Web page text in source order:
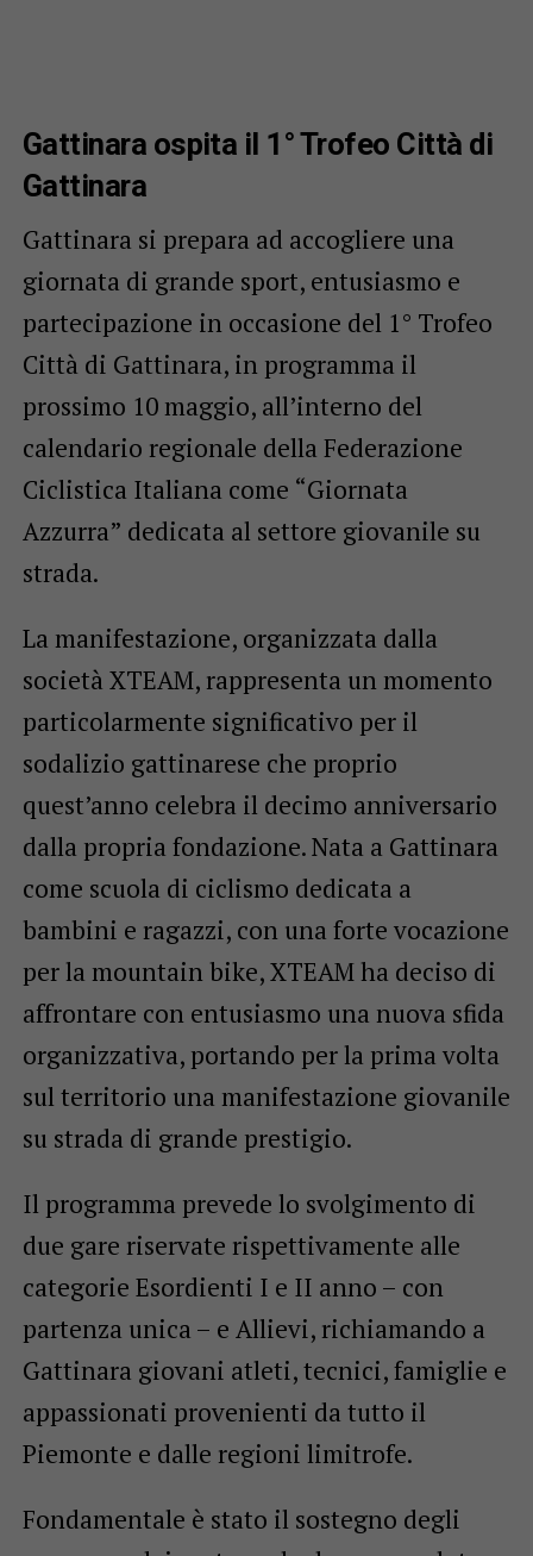
Gattinara ospita il 1° Trofeo Città di
Gattinara
Gattinara si prepara ad accogliere una
giornata di grande sport, entusiasmo e
partecipazione in occasione del 1° Trofeo
Città di Gattinara, in programma il
prossimo 10 maggio, all’interno del
calendario regionale della Federazione
Ciclistica Italiana come “Giornata
Azzurra” dedicata al settore giovanile su
strada.
La manifestazione, organizzata dalla
società XTEAM, rappresenta un momento
particolarmente significativo per il
sodalizio gattinarese che proprio
quest’anno celebra il decimo anniversario
dalla propria fondazione. Nata a Gattinara
come scuola di ciclismo dedicata a
bambini e ragazzi, con una forte vocazione
per la mountain bike, XTEAM ha deciso di
affrontare con entusiasmo una nuova sfida
organizzativa, portando per la prima volta
sul territorio una manifestazione giovanile
su strada di grande prestigio.
Il programma prevede lo svolgimento di
due gare riservate rispettivamente alle
categorie Esordienti I e II anno – con
partenza unica – e Allievi, richiamando a
Gattinara giovani atleti, tecnici, famiglie e
appassionati provenienti da tutto il
Piemonte e dalle regioni limitrofe.
Fondamentale è stato il sostegno degli